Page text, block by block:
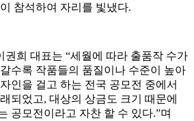
참석하여 자리를 빛냈다.
권희 대표는 “세월에 따라 출품작 수가
수록 작품들의 품질이나 수준이 높아
인을 걸고 하는 전국 공모전 중에서
되었고, 대상의 상금도 크기 때문에
공모전이라고 자찬 할 수 있다.”며